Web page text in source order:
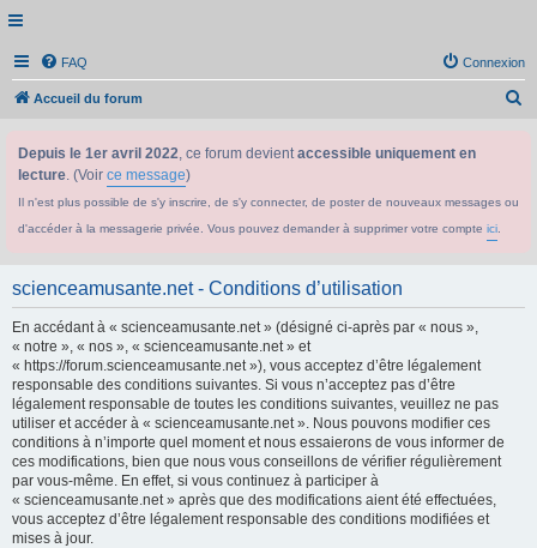
FAQ Connexion
Accueil du forum
Depuis le 1er avril 2022, ce forum devientaccessible uniquement en
lecture. (Voir ce message)
Il n'est plus possible de s'y inscrire, de s'y connecter, de poster de nouveaux messages ou
d'accéder à la messagerie privée. Vous pouvez demander à supprimer votre compte ici
scienceamusante.net - Conditions d’utilisation
En accédant à « scienceamusante.net » (désigné ci-après par « nous »,
« notre », « nos », « scienceamusante.net » et
« https://forum.scienceamusante.net »), vous acceptez d’être légalement
responsable des conditions suivantes. Si vous n’acceptez pas d’être
légalement responsable de toutes les conditions suivantes, veuillez ne pas
utiliser et accéder à « scienceamusante.net ». Nous pouvons modifier ces
conditions à n’importe quel moment et nous essaierons de vous informer de
ces modifications, bien que nous vous conseillons de vérifier régulièrement
par vous-même. En effet, si vous continuez à participer à
« scienceamusante.net » après que des modifications aient été effectuées,
vous acceptez d’être légalement responsable des conditions modifiées et
mises à jour.